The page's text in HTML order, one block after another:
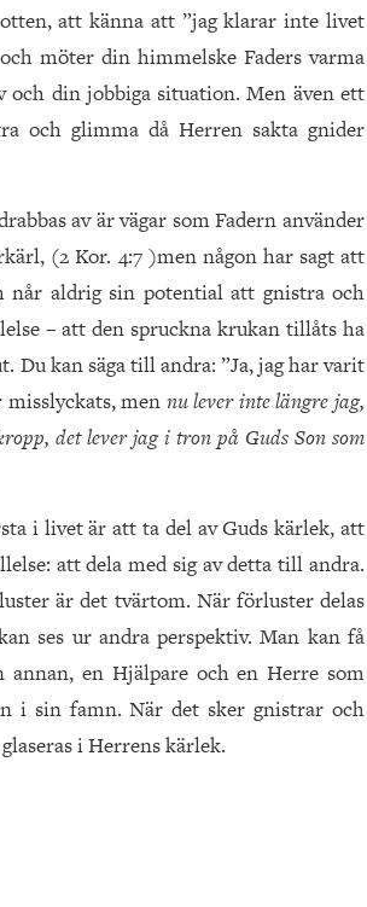
att känna att ”jag klarar inte livet
möter din himmelske Faders varma
din jobbiga situation. Men även ett
och glimma då Herren sakta gnider
av är vägar som Fadern använder
(2 Kor. 4:7 )men någon har sagt att
aldrig sin potential att gnistra och
– att den spruckna krukan tillåts ha
Du kan säga till andra: ”Ja, jag har varit
men nu lever inte längre jag,
det lever jag i tron på Guds Son som
i livet är att ta del av Guds kärlek, att
att dela med sig av detta till andra.
är det tvärtom. När förluster delas
ses ur andra perspektiv. Man kan få
en Hjälpare och en Herre som
i sin famn. När det sker gnistrar och
i Herrens kärlek.